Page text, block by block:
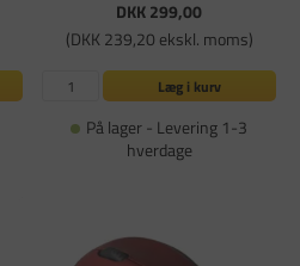
DKK 299,00
(DKK 239,20 ekskl. moms)
Læg i kurv
På lager - Levering 1-3
hverdage